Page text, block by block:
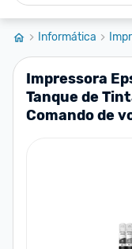
Informática
Impressora
Tanque de
Comando de